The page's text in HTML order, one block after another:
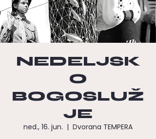
NEDELJSK
O
BOGOSLUŽ
JE
ned., 16. jun.
  |
Dvorana TEMPERA